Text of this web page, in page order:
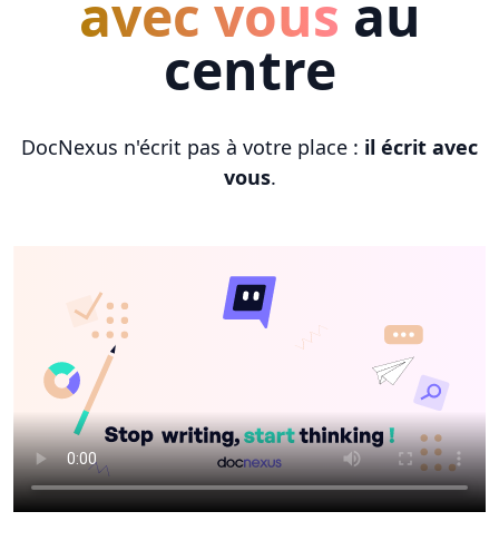
avec vous au
centre
DocNexus n'écrit pas à votre place : il écrit avec
vous.